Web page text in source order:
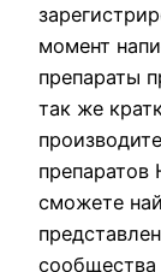
момент
препараты
так же
сможете